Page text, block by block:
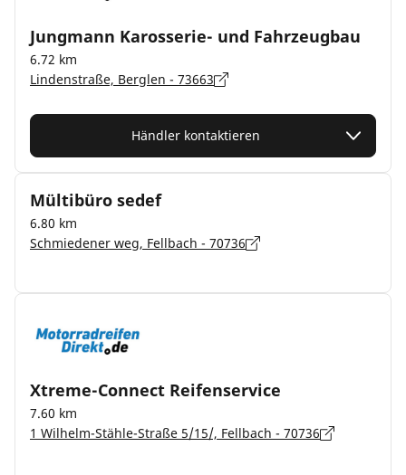
Jungmann Karosserie- und Fahrzeugbau
6.72 km
Lindenstraße, Berglen - 73663
Händler kontaktieren
Mültibüro sedef
6.80 km
Schmiedener weg, Fellbach - 70736
Xtreme-Connect Reifenservice
7.60 km
1 Wilhelm-Stähle-Straße 5/15/, Fellbach - 70736